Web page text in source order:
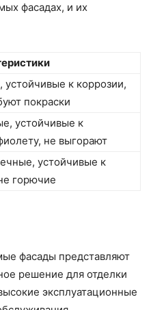
фасадах, и их
устойчивые к коррозии,
покраски
устойчивые к
не выгорают
устойчивые к
горючие
фасады представляют
решение для отделки
эксплуатационные